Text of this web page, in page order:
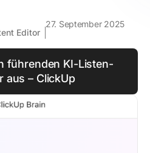
Editor
27. September 2025
führenden KI-Listen-
aus – ClickUp